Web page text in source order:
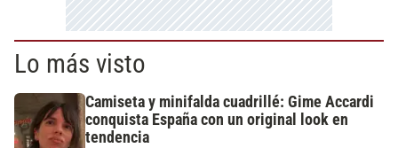
Lo más visto
Camiseta y minifalda cuadrillé: Gime Accardi
conquista España con un original look en
tendencia